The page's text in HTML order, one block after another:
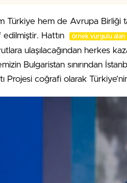
Türkiye hem de Avrupa Birliği
edilmiştir. Hattın
örnek vurgulu alan
ulaşılacağından herkes
Bulgaristan sınırından
Projesi coğrafi olarak